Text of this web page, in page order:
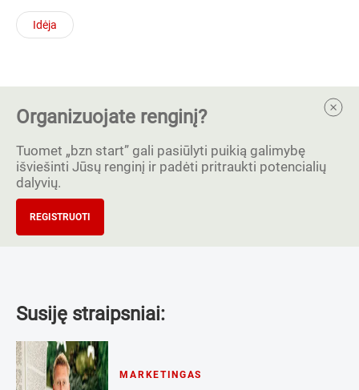
Idėja
Organizuojate renginį?
Tuomet „bzn start” gali pasiūlyti puikią galimybę
išviešinti Jūsų renginį ir padėti pritraukti potencialių
dalyvių.
REGISTRUOTI
Susiję straipsniai:
MARKETINGAS